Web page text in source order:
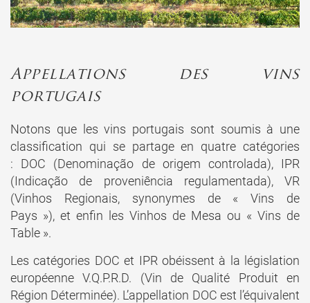
Appellations des vins
portugais
Notons que les vins portugais sont soumis à une
classification qui se partage en quatre catégories
: DOC (Denominação de origem controlada), IPR
(Indicação de proveniência regulamentada), VR
(Vinhos Regionais, synonymes de « Vins de
Pays »), et enfin les Vinhos de Mesa ou « Vins de
Table ».
Les catégories DOC et IPR obéissent à la législation
européenne V.Q.P.R.D. (Vin de Qualité Produit en
Région Déterminée). L’appellation DOC est l’équivalent